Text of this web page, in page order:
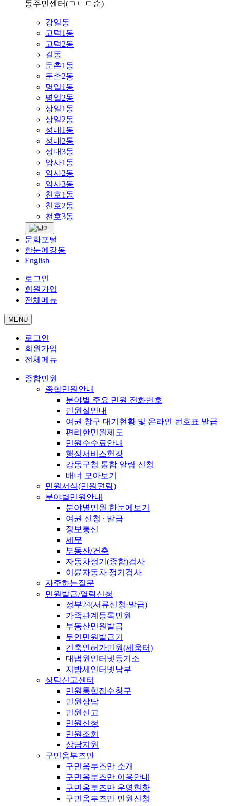
동주민센터(ㄱㄴㄷ순)
강일동
고덕1동
고덕2동
길동
둔촌1동
둔촌2동
명일1동
명일2동
상일1동
상일2동
성내1동
성내2동
성내3동
암사1동
암사2동
암사3동
천호1동
천호2동
천호3동
문화포털
한눈에강동
English
로그인
회원가입
전체메뉴
MENU
로그인
회원가입
전체메뉴
종합민원
종합민원안내
분야별 주요 민원 전화번호
민원실안내
여권 창구 대기현황 및 온라인 번호표 발급
편리한민원제도
민원수수료안내
행정서비스헌장
강동구청 통합 알림 신청
배너 모아보기
민원서식(민원편람)
분야별민원안내
분야별민원 한눈에보기
여권 신청 ∙ 발급
정보통신
세무
부동산/건축
자동차정기(종합)검사
이륜자동차 정기검사
자주하는질문
민원발급/열람신청
정부24(서류신청·발급)
가족관계등록민원
부동산민원발급
무인민원발급기
건축인허가민원(세움터)
대법원인터넷등기소
지방세인터넷납부
상담신고센터
민원통합접수창구
민원상담
민원신고
민원신청
민원조회
상담지원
구민옴부즈만
구민옴부즈만 소개
구민옴부즈만 이용안내
구민옴부즈만 운영현황
구민옴부즈만 민원신청